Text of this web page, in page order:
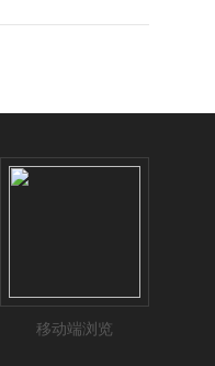
移动端浏览